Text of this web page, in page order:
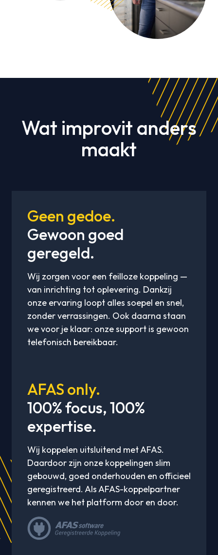
Wat improvit anders
maakt
Geen gedoe.
Gewoon goed
geregeld.
Wij zorgen voor een feilloze koppeling —
van inrichting tot oplevering. Dankzij
onze ervaring loopt alles soepel en snel,
zonder verrassingen. Ook daarna staan
we voor je klaar: onze support is gewoon
telefonisch bereikbaar.
AFAS only.
100% focus, 100%
expertise.
Wij koppelen uitsluitend met AFAS.
Daardoor zijn onze koppelingen slim
gebouwd, goed onderhouden en officieel
geregistreerd. Als AFAS-koppelpartner
kennen we het platform door en door.